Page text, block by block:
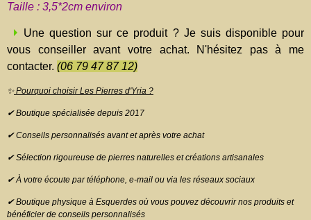
Taille : 3,5*2cm environ
Une question sur ce produit ? Je suis disponible pour
vous conseiller avant votre achat. N'hésitez pas à me
contacter. (06 79 47 87 12)
✨Pourquoi choisir Les Pierres d'Yria ?
✔ Boutique spécialisée depuis 2017
✔ Conseils personnalisés avant et après votre achat
✔ Sélection rigoureuse de pierres naturelles et créations artisanales
✔ À votre écoute par téléphone, e-mail ou via les réseaux sociaux
✔ Boutique physique à Esquerdes où vous pouvez découvrir nos produits et
bénéficier de conseils personnalisés